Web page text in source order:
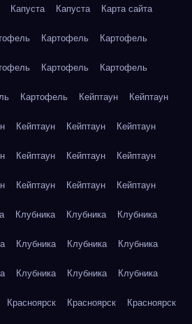
Капуста Капуста Карта сайта
Картофель Картофель
Картофель Картофель
Картофель Кейптаун Кейптаун
Кейптаун Кейптаун Кейптаун
Кейптаун Кейптаун Кейптаун
Кейптаун Кейптаун Кейптаун
Клубника Клубника Клубника
Клубника Клубника Клубника
Клубника Клубника Клубника
Красноярск Красноярск Красноярск